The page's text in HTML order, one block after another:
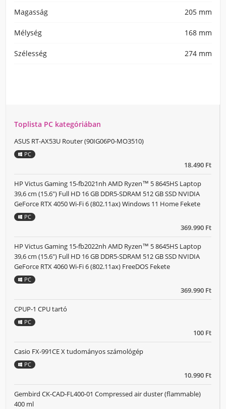
Magasság 205 mm
Mélység 168 mm
Szélesség 274 mm
Toplista PC kategóriában
18.490 Ft
ASUS RT-AX53U Router (90IG06P0-MO3510)
PC
369.990 Ft
HP Victus Gaming 15-fb2021nh AMD Ryzen™ 5 8645HS Laptop
39,6 cm (15.6") Full HD 16 GB DDR5-SDRAM 512 GB SSD NVIDIA
GeForce RTX 4050 Wi-Fi 6 (802.11ax) Windows 11 Home Fekete
PC
369.990 Ft
HP Victus Gaming 15-fb2022nh AMD Ryzen™ 5 8645HS Laptop
39,6 cm (15.6") Full HD 16 GB DDR5-SDRAM 512 GB SSD NVIDIA
GeForce RTX 4060 Wi-Fi 6 (802.11ax) FreeDOS Fekete
PC
100 Ft
CPUP-1 CPU tartó
PC
10.990 Ft
Casio FX-991CE X tudományos számológép
PC
Gembird CK-CAD-FL400-01 Compressed air duster (flammable)
400 ml